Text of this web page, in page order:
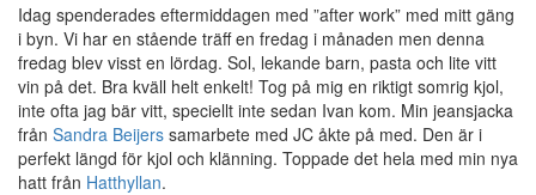
Idag spenderades eftermiddagen med ”after work” med mitt gäng
i byn. Vi har en stående träff en fredag i månaden men denna
fredag blev visst en lördag. Sol, lekande barn, pasta och lite vitt
vin på det. Bra kväll helt enkelt! Tog på mig en riktigt somrig kjol,
inte ofta jag bär vitt, speciellt inte sedan Ivan kom. Min jeansjacka
från Sandra Beijers samarbete med JC åkte på med. Den är i
perfekt längd för kjol och klänning. Toppade det hela med min nya
hatt från Hatthyllan.